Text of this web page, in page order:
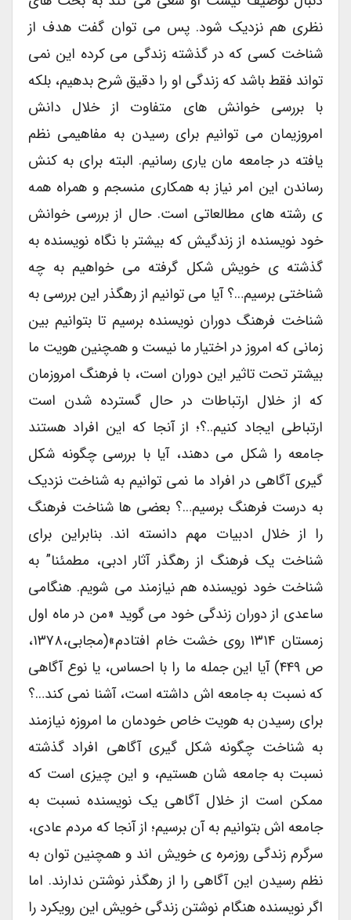
نظری هم نزدیک شود. پس می توان گفت هدف از
شناخت کسی که در گذشته زندگی می کرده این نمی
تواند فقط باشد که زندگی او را دقیق شرح بدهیم، بلکه
با بررسی خوانش های متفاوت از خلال دانش
امروزیمان می توانیم برای رسیدن به مفاهیمی نظم
یافته در جامعه مان یاری رسانیم. البته برای به کنش
رساندن این امر نیاز به همکاری منسجم و همراه همه
ی رشته های مطالعاتی است. حال از بررسی خوانش
خود نویسنده از زندگیش که بیشتر با نگاه نویسنده به
گذشته ی خویش شکل گرفته می خواهیم به چه
شناختی برسیم…؟ آیا می توانیم از رهگذر این بررسی به
شناخت فرهنگ دوران نویسنده برسیم تا بتوانیم بین
زمانی که امروز در اختیار ما نیست و همچنین هویت ما
بیشتر تحت تاثیر این دوران است، با فرهنگ امروزمان
که از خلال ارتباطات در حال گسترده شدن است
ارتباطی ایجاد کنیم..؟؛ از آنجا که این افراد هستند
جامعه را شکل می دهند، آیا با بررسی چگونه شکل
گیری آگاهی در افراد ما نمی توانیم به شناخت نزدیک
به درست فرهنگ برسیم…؟ بعضی ها شناخت فرهنگ
را از خلال ادبیات مهم دانسته اند. بنابراین برای
شناخت یک فرهنگ از رهگذر آثار ادبی، مطمئنا” به
شناخت خود نویسنده هم نیازمند می شویم. هنگامی
ساعدی از دوران زندگی خود می گوید «من در ماه اول
زمستان ۱۳۱۴ روی خشت خام افتادم»(مجابی،۱۳۷۸،
ص ۴۴۹) آیا این جمله ما را با احساس، یا نوع آگاهی
که نسبت به جامعه اش داشته است، آشنا نمی کند…؟
برای رسیدن به هویت خاص خودمان ما امروزه نیازمند
به شناخت چگونه شکل گیری آگاهی افراد گذشته
نسبت به جامعه شان هستیم، و این چیزی است که
ممکن است از خلال آگاهی یک نویسنده نسبت به
جامعه اش بتوانیم به آن برسیم؛ از آنجا که مردم عادی،
سرگرم زندگی روزمره ی خویش اند و همچنین توان به
نظم رسیدن این آگاهی را از رهگذر نوشتن ندارند. اما
اگر نویسنده هنگام نوشتن زندگی خویش این رویکرد را